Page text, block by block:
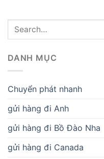
DANH MỤC
Chuyển phát nhanh
gửi hàng đi Anh
gửi hàng đi Bồ Đào Nha
gửi hàng đi Canada